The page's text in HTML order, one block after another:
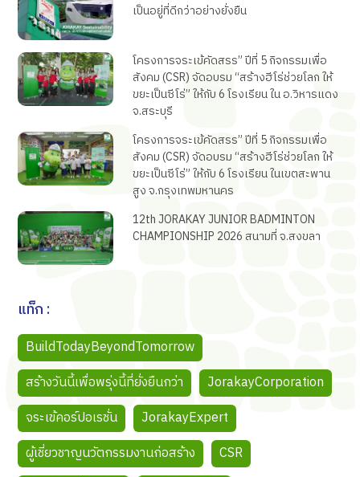
เป็นอยู่ที่ดีกว่าอย่างยั่งยืน
โครงการจระเข้คัดสรร” ปีที่ 5 กิจกรรมเพื่อ
สังคม (CSR) จัดอบรม “สร้างฮีโร่ช่วยโลก ให้
ขยะเป็นซีโร่” ให้กับ 6 โรงเรียน ใน อ.วิหารแดง
จ.สระบุรี
โครงการจระเข้คัดสรร” ปีที่ 5 กิจกรรมเพื่อ
สังคม (CSR) จัดอบรม “สร้างฮีโร่ช่วยโลก ให้
ขยะเป็นซีโร่” ให้กับ 6 โรงเรียน ในเขตสะพาน
สูง จ.กรุงเทพมหานคร
12th JORAKAY JUNIOR BADMINTON
CHAMPIONSHIP 2026 สนามที่ จ.สงขลา
แท็ก :
BuildTodayBeyondTomorrow
สร้างวันนี้เพื่อพรุ่งนี้ที่ยั่งยืนกว่า
JorakayCorporation
จระเข้คอร์ปอเรชั่น
JorakayExpert
ผู้เชี่ยวชาญนวัตกรรมงานก่อสร้าง
CSR